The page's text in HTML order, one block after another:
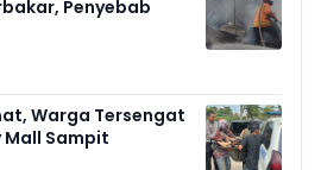
Penyebab
Warga Tersengat
Mall Sampit